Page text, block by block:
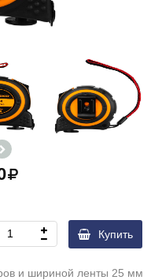
Купить
и шириной ленты 25 мм